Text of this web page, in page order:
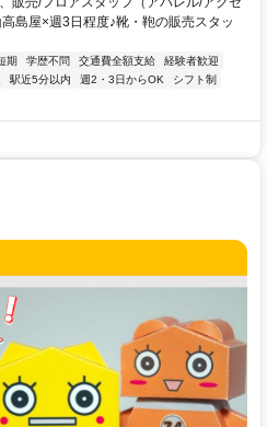
島屋×週3日程度♪靴・鞄の販売スタッ
期 学歴不問 交通費全額支給
経験者歓迎
駅近5分以内 週2・3日からOK
シフト制